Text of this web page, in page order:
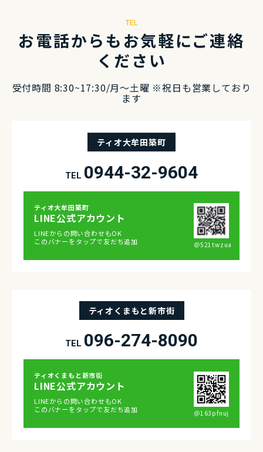
TEL
お電話からもお気軽にご連絡
ください
受付時間 8:30~17:30/⽉〜⼟曜 ※祝⽇も営業しており
ます
ティオ大牟田築町
TEL 0944-32-9604
ティオ⼤牟⽥築町
LINE公式アカウント
LINEからの問い合わせもOK
このバナーをタップで友だち追加
＠521twzua
ティオくまもと新市街
TEL 096-274-8090
ティオくまもと新市街
LINE公式アカウント
LINEからの問い合わせもOK
このバナーをタップで友だち追加
＠163pfnuj